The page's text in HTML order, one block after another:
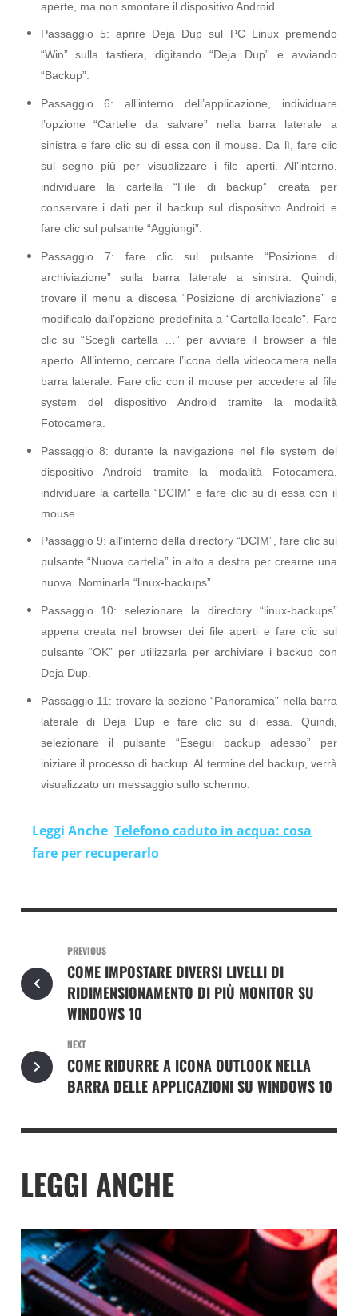
aperte, ma non smontare il dispositivo Android.
Passaggio 5: aprire Deja Dup sul PC Linux premendo
“Win” sulla tastiera, digitando “Deja Dup” e avviando
“Backup”.
Passaggio 6: all’interno dell’applicazione, individuare
l’opzione “Cartelle da salvare” nella barra laterale a
sinistra e fare clic su di essa con il mouse. Da lì, fare clic
sul segno più per visualizzare i file aperti. All’interno,
individuare la cartella “File di backup” creata per
conservare i dati per il backup sul dispositivo Android e
fare clic sul pulsante “Aggiungi”.
Passaggio 7: fare clic sul pulsante “Posizione di
archiviazione” sulla barra laterale a sinistra. Quindi,
trovare il menu a discesa “Posizione di archiviazione” e
modificalo dall’opzione predefinita a “Cartella locale”. Fare
clic su “Scegli cartella …” per avviare il browser a file
aperto. All’interno, cercare l’icona della videocamera nella
barra laterale. Fare clic con il mouse per accedere al file
system del dispositivo Android tramite la modalità
Fotocamera.
Passaggio 8: durante la navigazione nel file system del
dispositivo Android tramite la modalità Fotocamera,
individuare la cartella “DCIM” e fare clic su di essa con il
mouse.
Passaggio 9: all’interno della directory “DCIM”, fare clic sul
pulsante “Nuova cartella” in alto a destra per crearne una
nuova. Nominarla “linux-backups”.
Passaggio 10: selezionare la directory “linux-backups”
appena creata nel browser dei file aperti e fare clic sul
pulsante “OK” per utilizzarla per archiviare i backup con
Deja Dup.
Passaggio 11: trovare la sezione “Panoramica” nella barra
laterale di Deja Dup e fare clic su di essa. Quindi,
selezionare il pulsante “Esegui backup adesso” per
iniziare il processo di backup. Al termine del backup, verrà
visualizzato un messaggio sullo schermo.
Leggi Anche Telefono caduto in acqua: cosa
fare per recuperarlo
PREVIOUS
COME IMPOSTARE DIVERSI LIVELLI DI
RIDIMENSIONAMENTO DI PIÙ MONITOR SU
WINDOWS 10
NEXT
COME RIDURRE A ICONA OUTLOOK NELLA
BARRA DELLE APPLICAZIONI SU WINDOWS 10
LEGGI ANCHE